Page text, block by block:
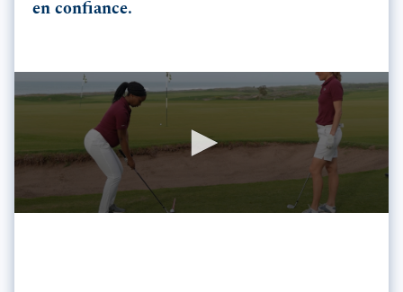
en confiance.